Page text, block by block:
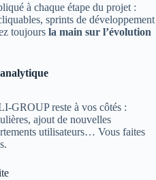
à chaque étape du projet :
sprints de développement
toujours la main sur l’évolution
GROUP reste à vos côtés :
ajout de nouvelles
utilisateurs… Vous faites